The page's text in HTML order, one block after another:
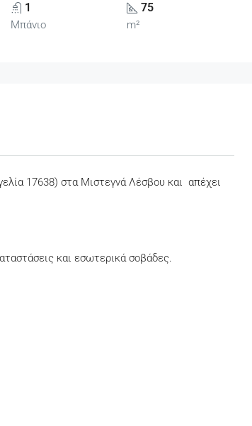
1
Μπάνιο
75
m²
17638) στα Μιστεγνά Λέσβου και απέχει
και εσωτερικά σοβάδες.